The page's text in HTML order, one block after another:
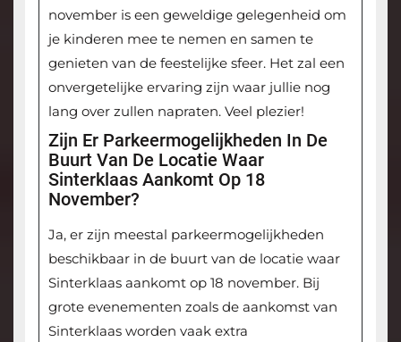
november is een geweldige gelegenheid om
je kinderen mee te nemen en samen te
genieten van de feestelijke sfeer. Het zal een
onvergetelijke ervaring zijn waar jullie nog
lang over zullen napraten. Veel plezier!
Zijn Er Parkeermogelijkheden In De
Buurt Van De Locatie Waar
Sinterklaas Aankomt Op 18
November?
Ja, er zijn meestal parkeermogelijkheden
beschikbaar in de buurt van de locatie waar
Sinterklaas aankomt op 18 november. Bij
grote evenementen zoals de aankomst van
Sinterklaas worden vaak extra